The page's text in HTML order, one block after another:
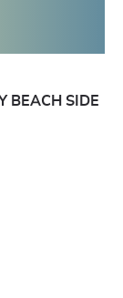
BEACH SIDE